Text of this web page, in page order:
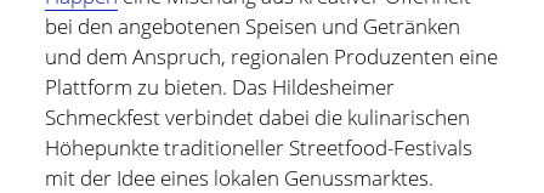
Tools und Tipps(61)
Inlineskaten(103)
Wer schreibt hier?
bei den angebotenen Speisen und Getränken
und dem Anspruch, regionalen Produzenten eine
Plattform zu bieten. Das Hildesheimer
Schmeckfest verbindet dabei die kulinarischen
Höhepunkte traditioneller Streetfood-Festivals
mit der Idee eines lokalen Genussmarktes.